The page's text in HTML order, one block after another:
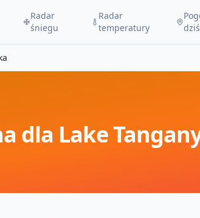
Radar
śniegu
Radar
temperatury
dziś
dla Lake